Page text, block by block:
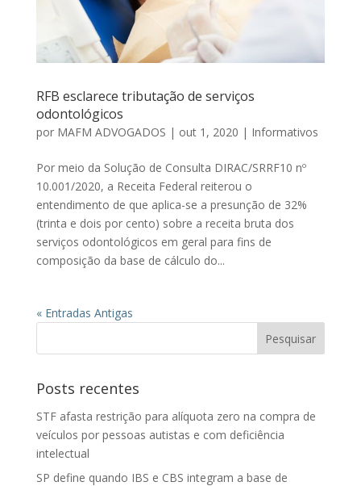
RFB esclarece tributação de serviços
odontológicos
por MAFM ADVOGADOS | out 1, 2020 | Informativos
Por meio da Solução de Consulta DIRAC/SRRF10 nº
10.001/2020, a Receita Federal reiterou o
entendimento de que aplica-se a presunção de 32%
(trinta e dois por cento) sobre a receita bruta dos
serviços odontológicos em geral para fins de
composição da base de cálculo do...
« Entradas Antigas
Posts recentes
STF afasta restrição para alíquota zero na compra de
veículos por pessoas autistas e com deficiência
intelectual
SP define quando IBS e CBS integram a base de